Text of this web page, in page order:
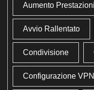
Aumento Prestazioni
Avvio Rallentato
Condivisione
Configurazione VPN